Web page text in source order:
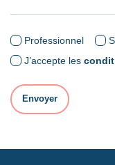
Professionnel
J’accepte les